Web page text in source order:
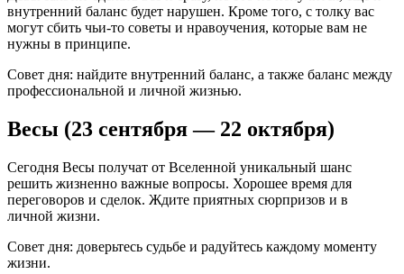
внутренний баланс будет нарушен. Кроме того, с толку вас
могут сбить чьи-то советы и нравоучения, которые вам не
нужны в принципе.
Совет дня: найдите внутренний баланс, а также баланс между
профессиональной и личной жизнью.
Весы (23 сентября — 22 октября)
Сегодня Весы получат от Вселенной уникальный шанс
решить жизненно важные вопросы. Хорошее время для
переговоров и сделок. Ждите приятных сюрпризов и в
личной жизни.
Совет дня: доверьтесь судьбе и радуйтесь каждому моменту
жизни.